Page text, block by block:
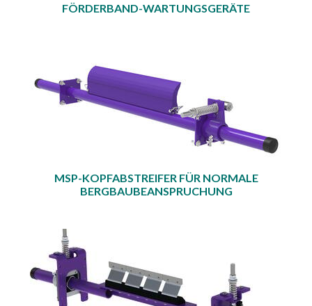
FÖRDERBAND-WARTUNGSGERÄTE
MSP-KOPFABSTREIFER FÜR NORMALE
BERGBAUBEANSPRUCHUNG